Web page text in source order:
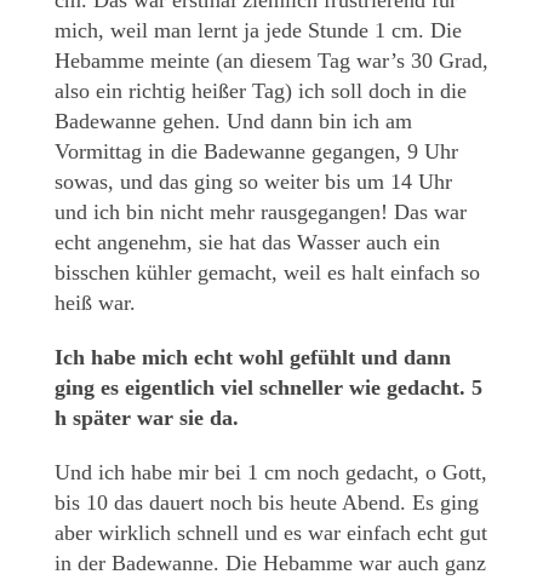
mich, weil man lernt ja jede Stunde 1 cm. Die
Hebamme meinte (an diesem Tag war’s 30 Grad,
also ein richtig heißer Tag) ich soll doch in die
Badewanne gehen. Und dann bin ich am
Vormittag in die Badewanne gegangen, 9 Uhr
sowas, und das ging so weiter bis um 14 Uhr
und ich bin nicht mehr rausgegangen! Das war
echt angenehm, sie hat das Wasser auch ein
bisschen kühler gemacht, weil es halt einfach so
heiß war.
Ich habe mich echt wohl gefühlt und dann
ging es eigentlich viel schneller wie gedacht. 5
h später war sie da.
Und ich habe mir bei 1 cm noch gedacht, o Gott,
bis 10 das dauert noch bis heute Abend. Es ging
aber wirklich schnell und es war einfach echt gut
in der Badewanne. Die Hebamme war auch ganz